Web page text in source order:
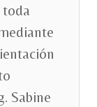
toda
Sabine